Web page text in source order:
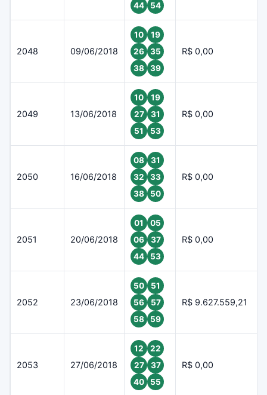
44
54
2048 09/06/2018
10
19
26
35
38
39
R$ 0,00
2049 13/06/2018
10
19
27
31
51
53
R$ 0,00
2050 16/06/2018
08
31
32
33
38
50
R$ 0,00
2051 20/06/2018
01
05
06
37
44
53
R$ 0,00
2052 23/06/2018
50
51
56
57
58
59
R$ 9.627.559,21
2053 27/06/2018
12
22
27
37
40
55
R$ 0,00